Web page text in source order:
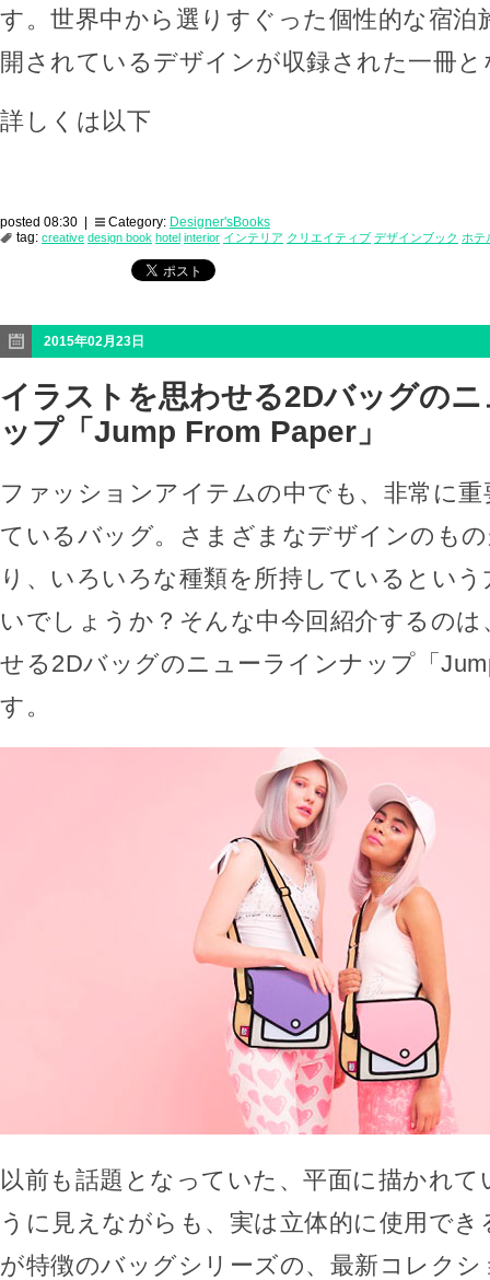
す。世界中から選りすぐった個性的な宿泊
開されているデザインが収録された一冊
詳しくは以下
posted 08:30 | Category: Designer'sBooks
tag: creative design book hotel interior インテリア クリエイティブ デザインブック ホテ
2015年02月23日
イラストを思わせる2Dバッグの
ップ「Jump From Paper」
ファッションアイテムの中でも、非常に
ているバッグ。さまざまなデザインのも
り、いろいろな種類を所持しているとい
いでしょうか？そんな中今回紹介するの
せる2Dバッグのニューラインナップ「
す。
以前も話題となっていた、平面に描かれ
うに見えながらも、実は立体的に使用で
が特徴のバッグシリーズの、最新コレク